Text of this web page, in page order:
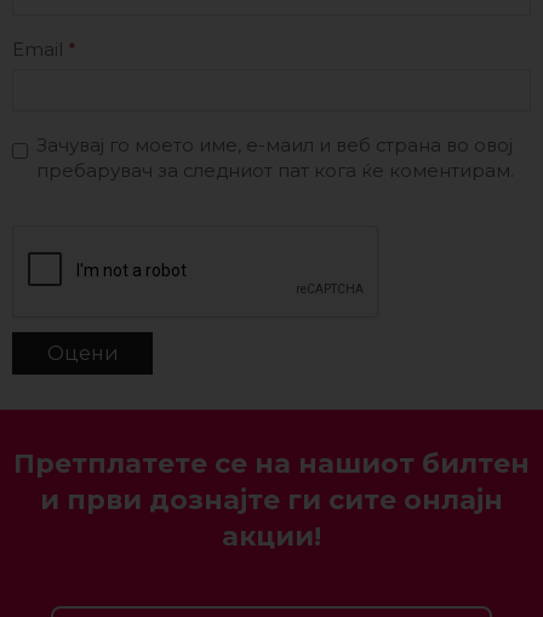
Email *
Зачувај го моето име, е-маил и веб страна во овој
пребарувач за следниот пат кога ќе коментирам.
Претплатете се на нашиот билтен
и први дознајте ги сите онлајн
акции!